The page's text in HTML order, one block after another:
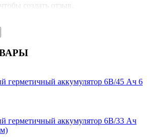
создать отзыв.
герметичный аккумулятор 6В/45 Ач 6
герметичный аккумулятор 6В/33 Ач